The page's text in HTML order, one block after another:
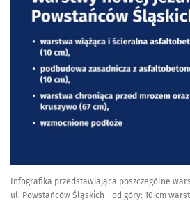
Infografika przedstawiająca poszczególne
ul. Powstańców Śląskich - od góry: 10 cm